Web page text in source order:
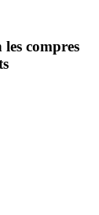
compres